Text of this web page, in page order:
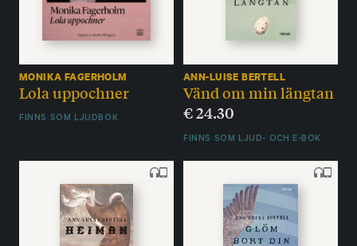
MONIKA FAGERHOLM
Lola uppochner
FINNS SOM LJUDBOK
ANN-LUISE BERTELL
Vänd om min längtan
€24.30
FINNS SOM LJUD- OCH E-BOK